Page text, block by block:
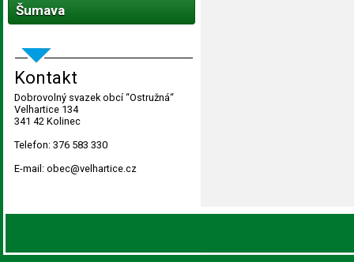
Šumava
Kontakt
Dobrovolný svazek obcí “Ostružná“
Velhartice 134
341 42 Kolinec
Telefon: 376 583 330
E-mail: obec@velhartice.cz